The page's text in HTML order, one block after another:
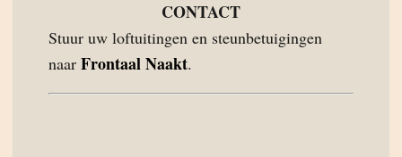
CONTACT
Stuur uw loftuitingen en steunbetuigingen
naar Frontaal Naakt.